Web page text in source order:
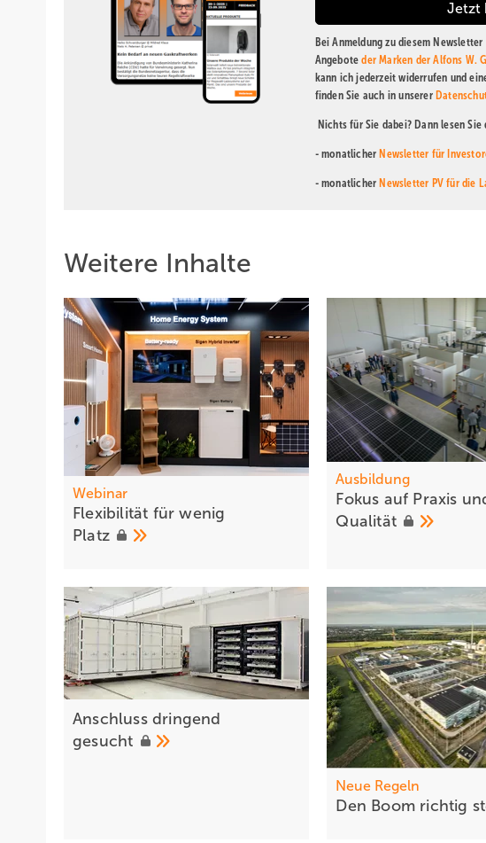
Bei Anmeldung zu diesem
Angeboteder Marken der Alfons W.
kann ich jederzeit widerrufen und
finden Sie auch in unserer
Nichts für Sie dabei? Dann lesen
- monatlicher Newsletter für
- monatlicher Newsletter PV für die
Weitere Inhalte
Webinar
Flexibilitä t für wenig
Platz
Ausbildung
Fokus auf Praxis
Qualität
Anschluss dr ingend
gesucht
Neue Regeln
Den Boom ric htig